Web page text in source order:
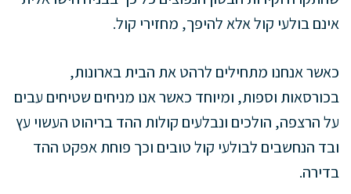
אינם בולעי קול אלא להיפך, מחזירי קול.
כאשר אנחנו מתחילים לרהט את הבית בארונות,
בכורסאות וספות, ומיוחד כאשר אנו מניחים שטיחים עבים
על הרצפה, הולכים ונבלעים קולות ההד בריהוט העשוי עץ
ובד הנחשבים לבולעי קול טובים וכך פוחת אפקט ההד
בדירה.